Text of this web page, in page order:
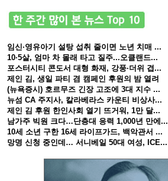
임신·영유아기 설탕 섭취 줄이면 노년 치매 ...
10·5살, 엄마 차 몰래 타고 질주...오클랜드...
포스터시티 콘도서 대형 화재, 강풍·더위 겹...
제인 김, 생일 파티 겸 캠페인 후원의 밤 열려
(뉴욕증시) 호르무즈 긴장 고조에 3대 지수 ...
뉴섬 CA 주지사, 칼라베라스 카운티 비상사...
제인 김 후원 한인사회 열기 뜨거워, 1만 달...
남가주 빅원 크다…단층대 응력 1,000년 만에...
10세 소년 구한 16세 라이프가드, 백악관서 ...
망명 신청 중인데… 서니베일 50대 여성, ICE...